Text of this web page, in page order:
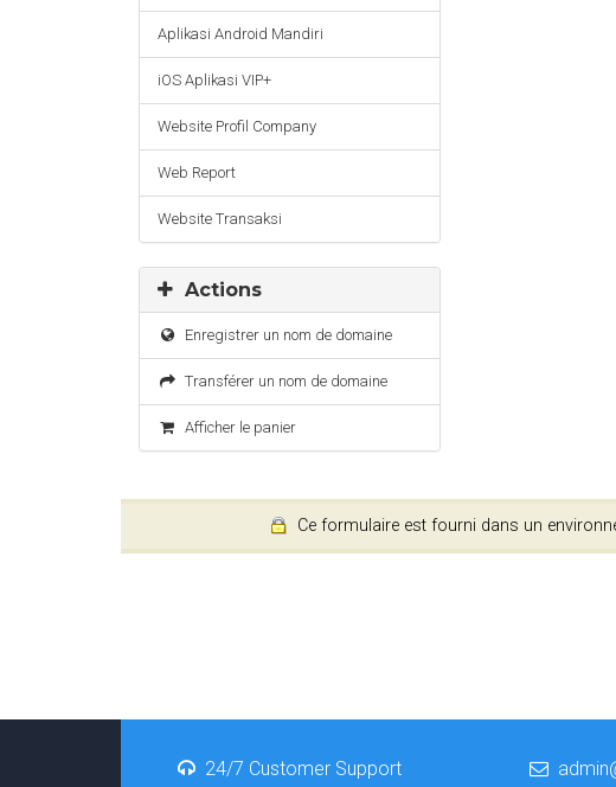
Aplikasi Android Mandiri
iOS Aplikasi VIP+
Website Profil Company
Web Report
Website Transaksi
Actions
Enregistrer un nom de domaine
Transférer un nom de domaine
Afficher le panier
Ce formulaire est fourni dans un
24/7 Customer Support